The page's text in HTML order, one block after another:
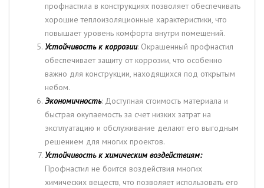
профнастила в конструкциях позволяет обеспечивать
хорошие теплоизоляционные характеристики, что
повышает уровень комфорта внутри помещений.
Устойчивость к коррозии: Окрашенный профнастил
обеспечивает защиту от коррозии, что особенно
важно для конструкции, находящихся под открытым
небом.
Экономичность: Доступная стоимость материала и
быстрая окупаемость за счет низких затрат на
эксплуатацию и обслуживание делают его выгодным
решением для многих проектов.
Устойчивость к химическим воздействиям:
Профнастил не боится воздействия многих
химических веществ, что позволяет использовать его